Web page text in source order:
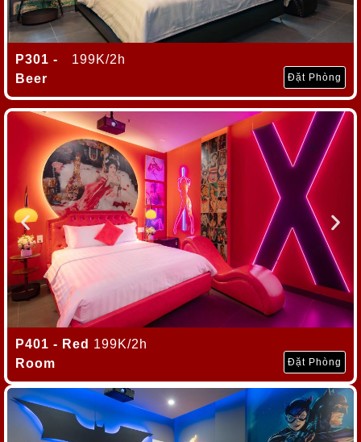
P301 -
Beer
199K/2h
Đặt Phòng
P401 - Red
Room
199K/2h
Đặt Phòng